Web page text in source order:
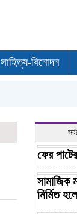
সাহিত্য-বিনোদন
ফের
সামাজিক
নির্মিত